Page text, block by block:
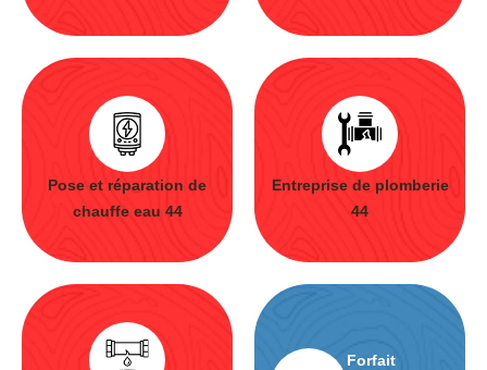
Pose et réparation de
chauffe eau 44
Entreprise de plomberie
44
Forfait